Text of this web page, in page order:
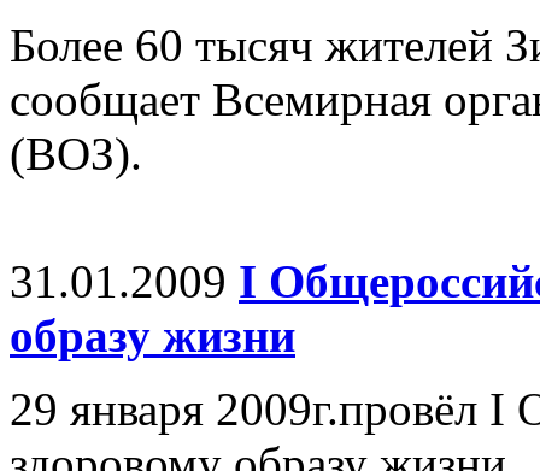
Более 60 тысяч жителей
сообщает Всемирная
(ВОЗ).
31.01.2009 I
образу жизни
29 января 2009г.провёл